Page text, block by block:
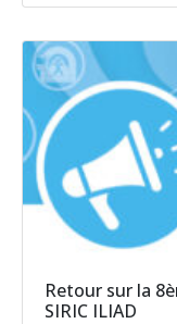
Retour sur la
SIRIC ILIAD